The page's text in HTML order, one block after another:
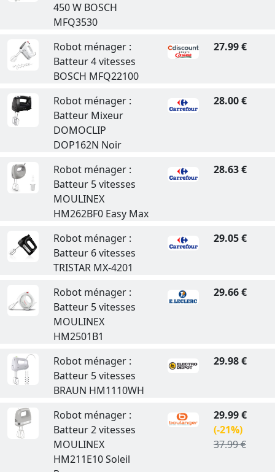
450 W BOSCH
MFQ3530
Robot ménager :
Batteur 4 vitesses
BOSCH MFQ22100
27.99 €
Robot ménager :
Batteur Mixeur
DOMOCLIP
DOP162N Noir
28.00 €
Robot ménager :
Batteur 5 vitesses
MOULINEX
HM262BF0 Easy Max
28.63 €
Robot ménager :
Batteur 6 vitesses
TRISTAR MX-4201
29.05 €
Robot ménager :
Batteur 5 vitesses
MOULINEX
HM2501B1
29.66 €
Robot ménager :
Batteur 5 vitesses
BRAUN HM1110WH
29.98 €
Robot ménager :
Batteur 2 vitesses
MOULINEX
HM211E10 Soleil
29.99 €
(-21%)
37.99 €